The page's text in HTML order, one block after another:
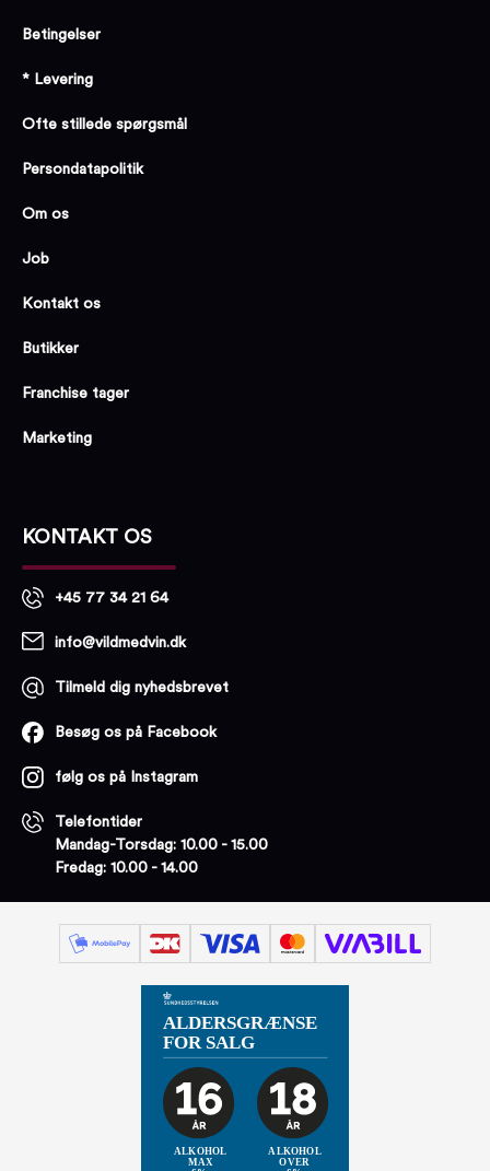
Betingelser
* Levering
Ofte stillede spørgsmål
Persondatapolitik
Om os
Job
Kontakt os
Butikker
Franchise tager
Marketing
KONTAKT OS
+45 77 34 21 64
info@vildmedvin.dk
Tilmeld dig nyhedsbrevet
Besøg os på Facebook
følg os på Instagram
Telefontider
Mandag-Torsdag: 10.00 - 15.00
Fredag: 10.00 - 14.00